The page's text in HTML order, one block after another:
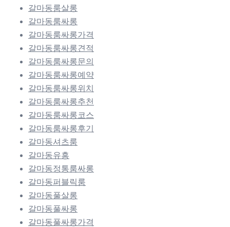
갈마동룸살롱
갈마동룸싸롱
갈마동룸싸롱가격
갈마동룸싸롱견적
갈마동룸싸롱문의
갈마동룸싸롱예약
갈마동룸싸롱위치
갈마동룸싸롱추천
갈마동룸싸롱코스
갈마동룸싸롱후기
갈마동셔츠룸
갈마동유흥
갈마동정통룸싸롱
갈마동퍼블릭룸
갈마동풀살롱
갈마동풀싸롱
갈마동풀싸롱가격